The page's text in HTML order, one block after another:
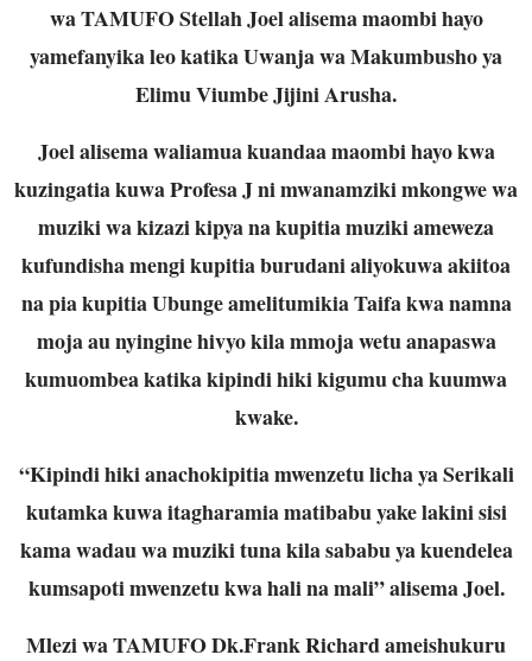
wa TAMUFO Stellah Joel alisema maombi hayo
yamefanyika leo katika Uwanja wa Makumbusho ya
Elimu Viumbe Jijini Arusha.
Joel alisema waliamua kuandaa maombi hayo kwa
kuzingatia kuwa Profesa J ni mwanamziki mkongwe wa
muziki wa kizazi kipya na kupitia muziki ameweza
kufundisha mengi kupitia burudani aliyokuwa akiitoa
na pia kupitia Ubunge amelitumikia Taifa kwa namna
moja au nyingine hivyo kila mmoja wetu anapaswa
kumuombea katika kipindi hiki kigumu cha kuumwa
kwake.
“Kipindi hiki anachokipitia mwenzetu licha ya Serikali
kutamka kuwa itagharamia matibabu yake lakini sisi
kama wadau wa muziki tuna kila sababu ya kuendelea
kumsapoti mwenzetu kwa hali na mali” alisema Joel.
Mlezi wa TAMUFO Dk.Frank Richard ameishukuru